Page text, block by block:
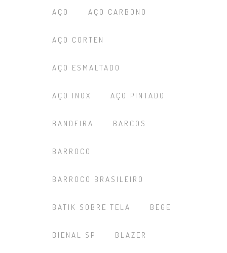
AÇO AÇO CARBONO
AÇO CORTEN
AÇO ESMALTADO
AÇO INOX AÇO PINTADO
BANDEIRA BARCOS
BARROCO
BARROCO BRASILEIRO
BATIK SOBRE TELA BEGE
BIENAL SP BLAZER